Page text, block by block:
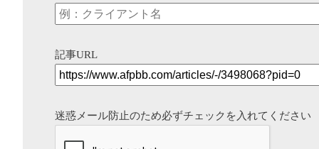
記事URL
迷惑メール防止のため必ずチェックを入れてください